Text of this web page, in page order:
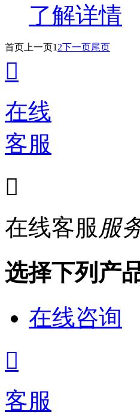
了解详情
首页 上一页1 2下一页尾页

在线
客服

在线客服服
选择下列产
在线咨询

客服